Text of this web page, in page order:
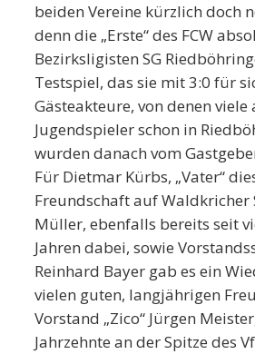
beiden Vereine kürzlich doch
denn die „Erste“ des FCW
Bezirksligisten SG
Testspiel, das sie mit 3:0 für
Gästeakteure, von denen viele
Jugendspieler schon in
wurden danach vom
Für Dietmar Kürbs, „Vater“
Freundschaft auf Waldkricher
Müller, ebenfalls bereits seit
Jahren dabei, sowie
Reinhard Bayer gab es ein
vielen guten, langjährigen
Vorstand „Zico“ Jürgen
Jahrzehnte an der Spitze des